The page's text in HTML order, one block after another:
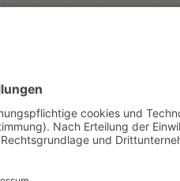
Nickel integriert Wero in seine App
Alle